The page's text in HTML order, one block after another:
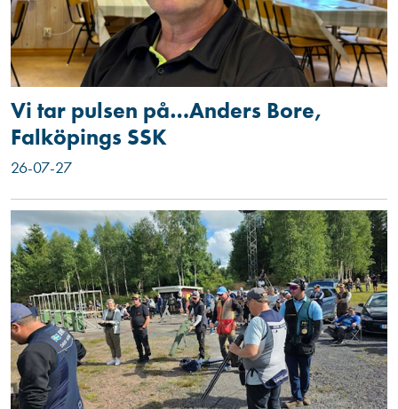
Vi tar pulsen på…Anders Bore,
Falköpings SSK
26-07-27